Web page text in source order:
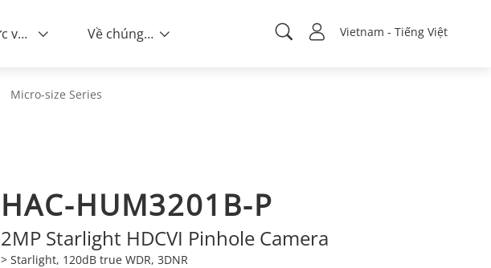
Vietnam - Tiếng Việt
Tin tức và sự kiện Về chúng tôi
Micro-size Series
HAC-HUM3201B-P
2MP Starlight HDCVI Pinhole Camera
> Starlight, 120dB true WDR, 3DNR